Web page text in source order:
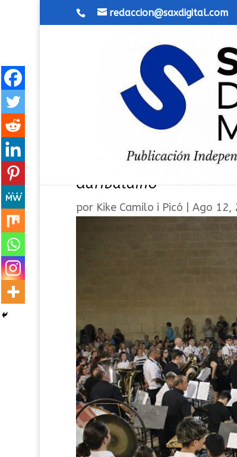
redaccion@saxdigital.com
Concierto en honor a
Garibaldino
por Kike Camilo i Picó Ago 12,